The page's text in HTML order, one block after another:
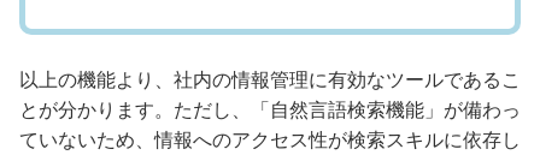
以上の機能より、社内の情報管理に有効なツールであるこ
とが分かります。ただし、「自然言語検索機能」が備わっ
ていないため、情報へのアクセス性が検索スキルに依存し